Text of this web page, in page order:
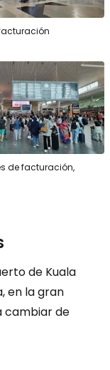
de facturación,
de Kuala
en la gran
cambiar de